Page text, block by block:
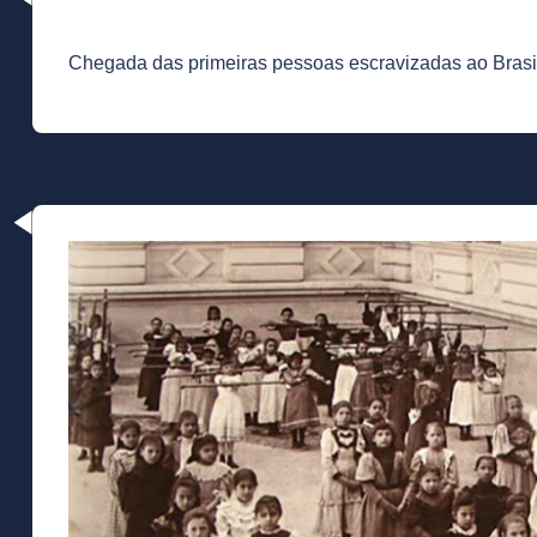
Chegada das primeiras pessoas escravizadas ao